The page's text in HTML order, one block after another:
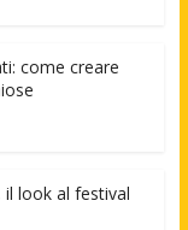
come creare
il look al festival